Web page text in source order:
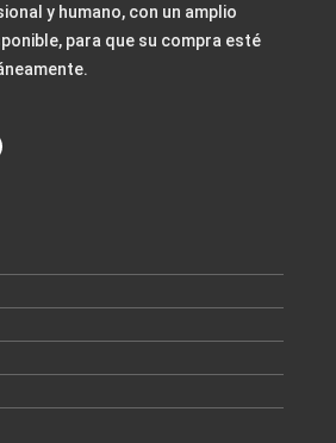
y humano, con un amplio
para que su compra esté